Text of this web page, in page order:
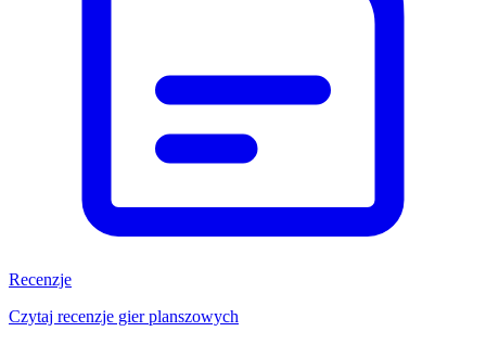
Recenzje
Czytaj recenzje gier planszowych